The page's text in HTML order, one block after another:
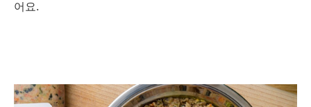
어요.